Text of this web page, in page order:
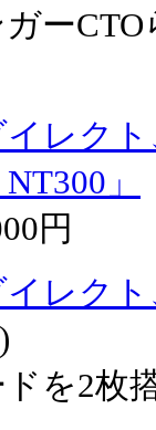
ー
レク
」
円
レク
を2枚